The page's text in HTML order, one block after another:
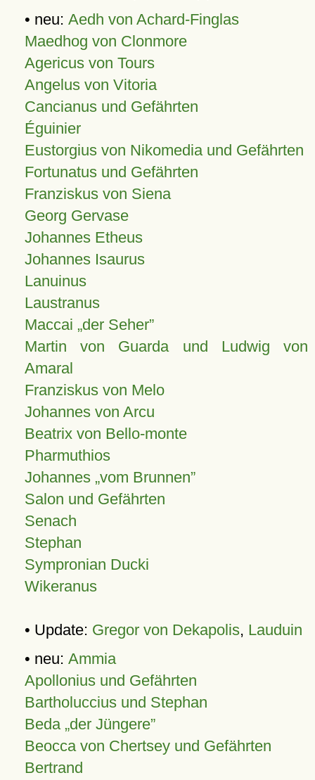
• neu: Aedh von Achard-Finglas
Maedhog von Clonmore
Agericus von Tours
Angelus von Vitoria
Cancianus und Gefährten
Éguinier
Eustorgius von Nikomedia und Gefährten
Fortunatus und Gefährten
Franziskus von Siena
Georg Gervase
Johannes Etheus
Johannes Isaurus
Lanuinus
Laustranus
Maccai „der Seher”
Martin von Guarda und Ludwig von
Amaral
Franziskus von Melo
Johannes von Arcu
Beatrix von Bello-monte
Pharmuthios
Johannes vom Brunnen
Salon und Gefährten
Senach
Stephan
Sympronian Ducki
Wikeranus
• Update: Gregor von Dekapolis, Lauduin
• neu: Ammia
Apollonius und Gefährten
Bartholuccius und Stephan
Beda „der Jüngere”
Beocca von Chertsey und Gefährten
Bertrand